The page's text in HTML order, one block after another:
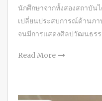
นักศึกษาจากทั้งสองสถาบัน
เปลี่ยนประสบการณ์ด้านภ
จนมีการแสดงศิลปวัฒนธร
Read More